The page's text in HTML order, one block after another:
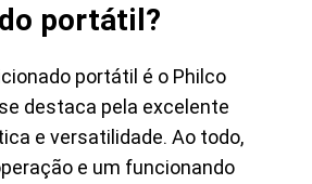
portátil?
portátil é o Philco
destaca pela excelente
e versatilidade. Ao todo,
e um funcionando